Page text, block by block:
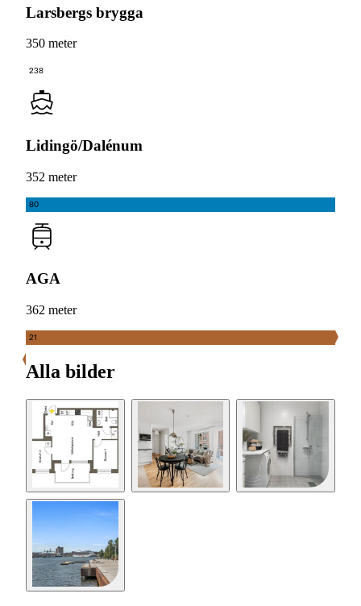
Larsbergs brygga
350 meter
238
Lidingö/Dalénum
352 meter
80
AGA
362 meter
21
Alla bilder